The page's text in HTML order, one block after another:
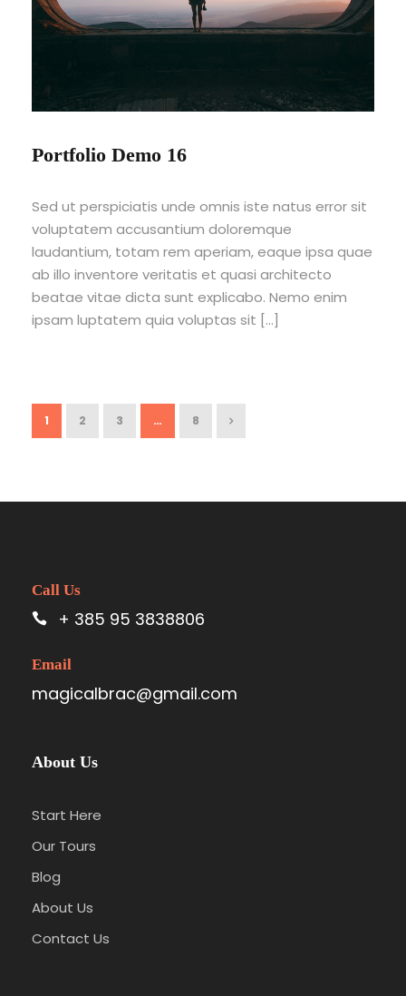
Portfolio Demo 16
Sed ut perspiciatis unde omnis iste natus error sit
voluptatem accusantium doloremque
laudantium, totam rem aperiam, eaque ipsa quae
ab illo inventore veritatis et quasi architecto
beatae vitae dicta sunt explicabo. Nemo enim
ipsam luptatem quia voluptas sit […]
1 2 3 … 8
Call Us
+ 385 95 3838806
Email
magicalbrac@gmail.com
About Us
Start Here
Our Tours
Blog
About Us
Contact Us